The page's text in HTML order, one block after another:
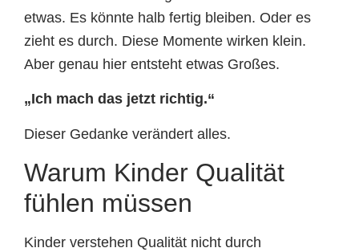
etwas. Es könnte halb fertig bleiben. Oder es
zieht es durch. Diese Momente wirken klein.
Aber genau hier entsteht etwas Großes.
„Ich mach das jetzt richtig.“
Dieser Gedanke verändert alles.
Warum Kinder Qualität
fühlen müssen
Kinder verstehen Qualität nicht durch